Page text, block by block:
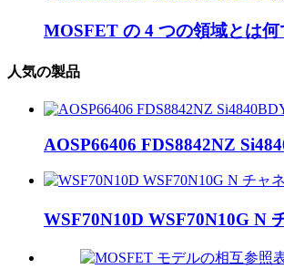
MOSFET の 4 つの領域とは何
人気の製品
AOSP66406 FDS8842NZ
WSF70N10D WSF70N10G N